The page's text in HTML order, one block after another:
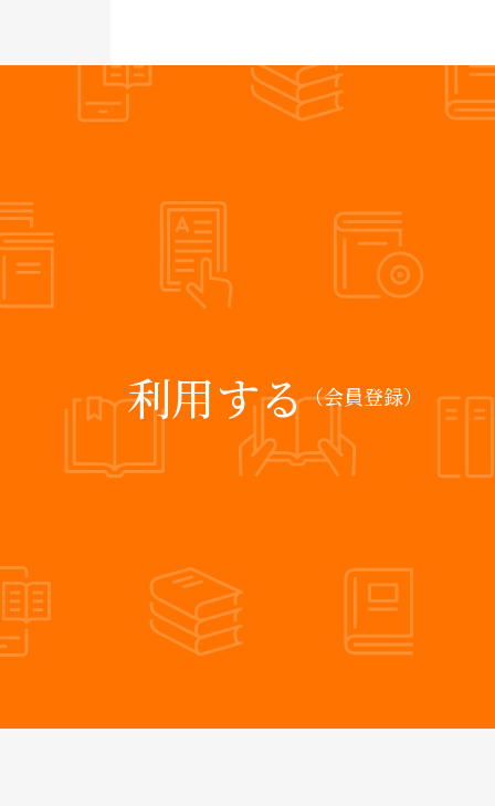
利用する（会員登録）